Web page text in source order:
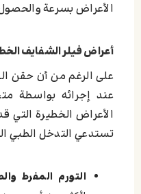
الأعراض بسرعة
أعراض فيلر الشفايف
على الرغم من أن حقن
عند إجرائه بواسطة
الأعراض الخطيرة التي
تستدعي التدخل الطبي
التورم المفرط